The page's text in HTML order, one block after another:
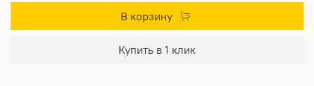
В корзину
Купить в 1 клик